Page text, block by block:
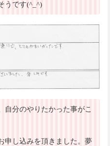
うです(^_^)
自分のやりたかった事がこ
申し込みを頂きました。夢